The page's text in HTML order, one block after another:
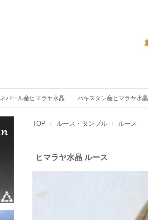
ネパール産ヒマラヤ水晶 パキスタン産ヒマラヤ水晶
TOP ルース・タンブル ルース
ヒマラヤ水晶 ルース